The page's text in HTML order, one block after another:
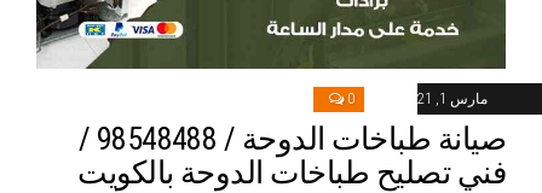
مارس 1, 2021 0
صيانة طباخات الدوحة / 98548488 /
فني تصليح طباخات الدوحة بالكويت